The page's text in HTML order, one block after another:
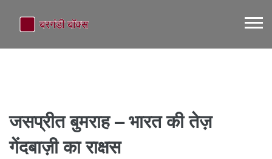
जसप्रीत बुमराह – भारत की तेज़
गेंदबाज़ी का राक्षस